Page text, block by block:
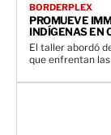
BORDERPLEX
PROMUEVE
INDÍGENAS EN
El taller abordó
que enfrentan